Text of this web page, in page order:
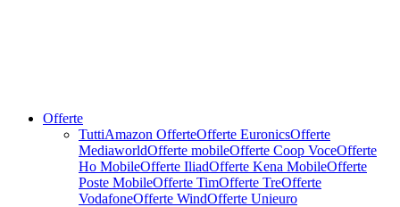
Offerte
TuttiAmazon OfferteOfferte EuronicsOfferte
MediaworldOfferte mobileOfferte Coop VoceOfferte
Ho MobileOfferte IliadOfferte Kena MobileOfferte
Poste MobileOfferte TimOfferte TreOfferte
VodafoneOfferte WindOfferte Unieuro